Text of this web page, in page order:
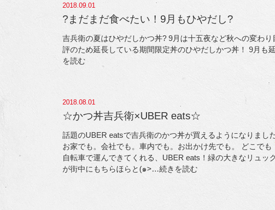
2018.09.01
?まだまだ食べたい！9月もひやだし?
吉兵衛の夏はひやだしかつ丼? 9月は十五夜など秋への変わ
評のため延長している期間限定丼のひやだしかつ丼！ 9月
を読む
2018.08.01
☆かつ丼吉兵衛×UBER eats☆
話題のUBER eatsで吉兵衛のかつ丼が買えるようになりまし
お家でも。会社でも。車内でも。お出かけ先でも。 どこでも
自転車で運んできてくれる、UBER eats！緑の大きなリュッ
が街中にもちらほらと(๑>…続きを読む